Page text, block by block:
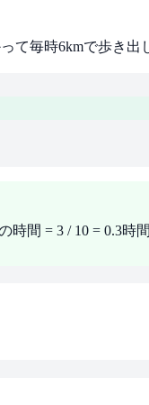
毎時6kmで歩き出
間 = 3 / 10 = 0.3